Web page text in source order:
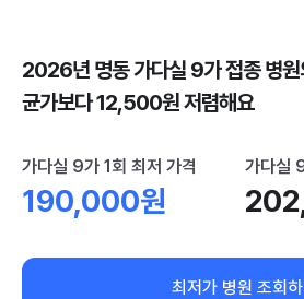
2026년 명동 가다실 9가 접종 병원
균가보다 12,500원 저렴해요
가다실 9가 1회 최저 가격
190,000원
가다실
최저가 병원 조회하